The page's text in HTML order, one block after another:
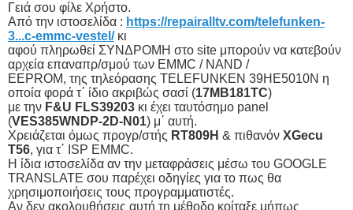
Γειά σου φίλε Χρήστο.
Από την ιστοσελίδα : https://repairalltv.com/telefunken-
3...c-emmc-vestel/κι
αφού πληρωθεί ΣΥΝΔΡΟΜΗ στο site μπορούν να κατεβούν
αρχεία επαναπρ/σμού των EMMC / NAND /
EEPROM, της τηλεόρασης TELEFUNKEN 39HE5010N η
οποία φορά τ΄ ίδιο ακριβώς σασί (17MB181TC)
με την F&U FLS39203 κι έχει ταυτόσημο panel
(VES385WNDP-2D-N01) μ΄ αυτή.
Χρειάζεται όμως προγρ/στής RT809H & πιθανόν XGecu
T56, για τ΄ ISP EMMC.
Η ίδια ιστοσελίδα αν την μεταφράσεις μέσω του GOOGLE
TRANSLATE σου παρέχει οδηγίες για το πως θα
χρησιμοποιήσεις τους προγραμματιστές.
Αν δεν ακολουθήσεις αυτή τη μέθοδο κοίταξε μήπως